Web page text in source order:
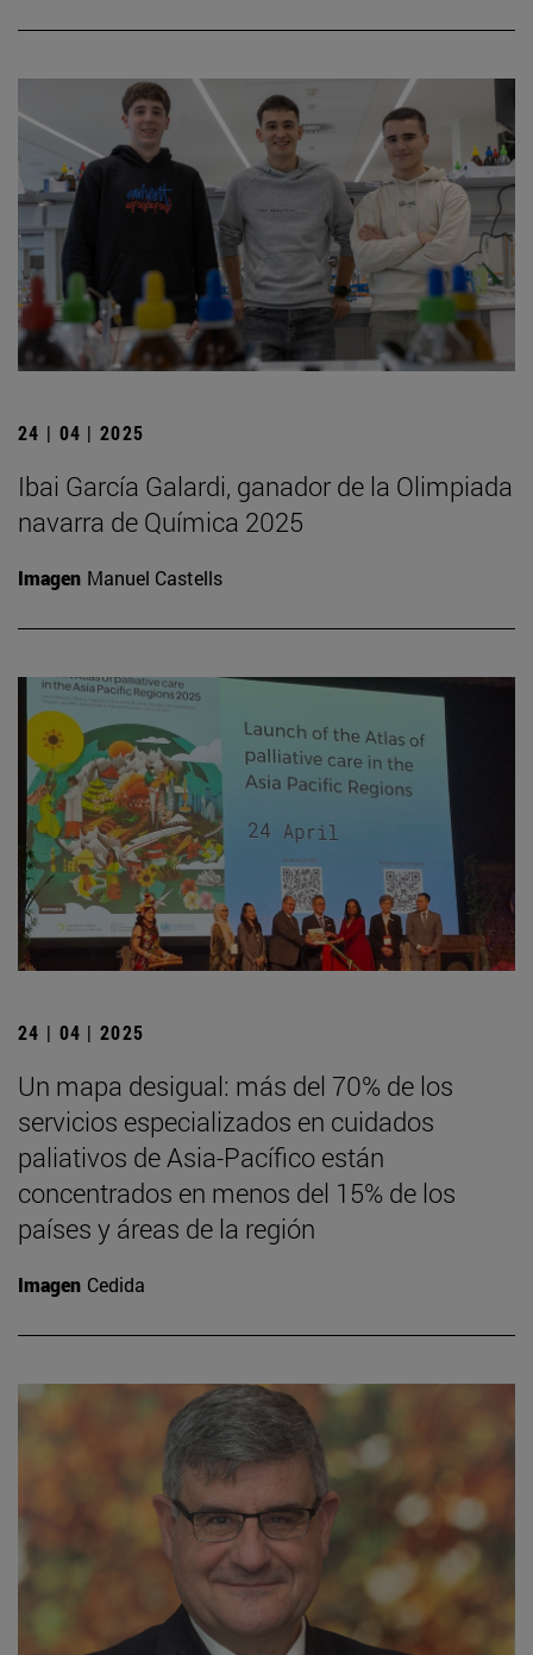
24 | 04 | 2025
Ibai García Galardi, ganador de la Olimpiada
navarra de Química 2025
Imagen Manuel Castells
24 | 04 | 2025
Un mapa desigual: más del 70% de los
servicios especializados en cuidados
paliativos de Asia-Pacífico están
concentrados en menos del 15% de los
países y áreas de la región
Imagen Cedida